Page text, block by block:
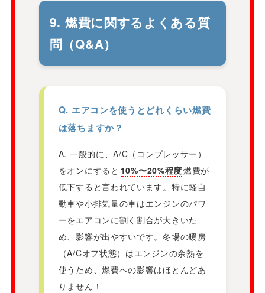
9. 燃費に関するよくある質
問（Q&A）
Q. エアコンを使うとどれくらい燃費
は落ちますか？
A. 一般的に、A/C（コンプレッサー）
をオンにすると 10%〜20%程度燃費が
低下すると言われています。特に軽自
動車や小排気量の車はエンジンのパワ
ーをエアコンに割く割合が大きいた
め、影響が出やすいです。冬場の暖房
（A/Cオフ状態）はエンジンの余熱を
使うため、燃費への影響はほとんどあ
りません！